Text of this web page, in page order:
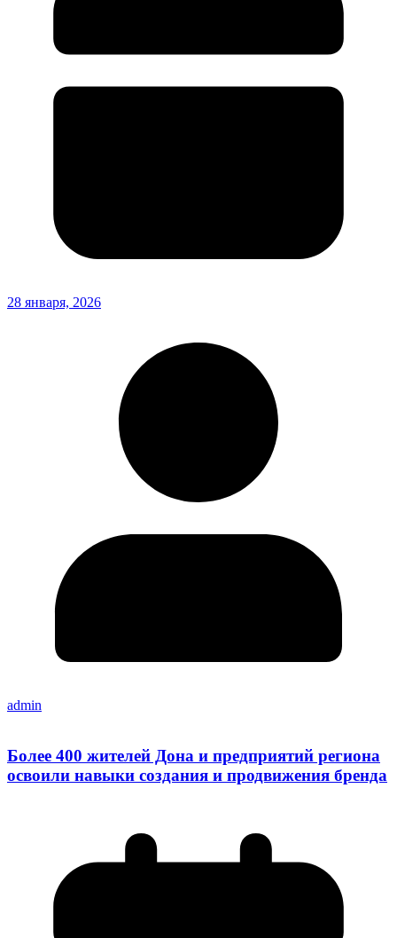
28 января, 2026
admin
Более 400 жителей Дона и предприятий региона
освоили навыки создания и продвижения бренда